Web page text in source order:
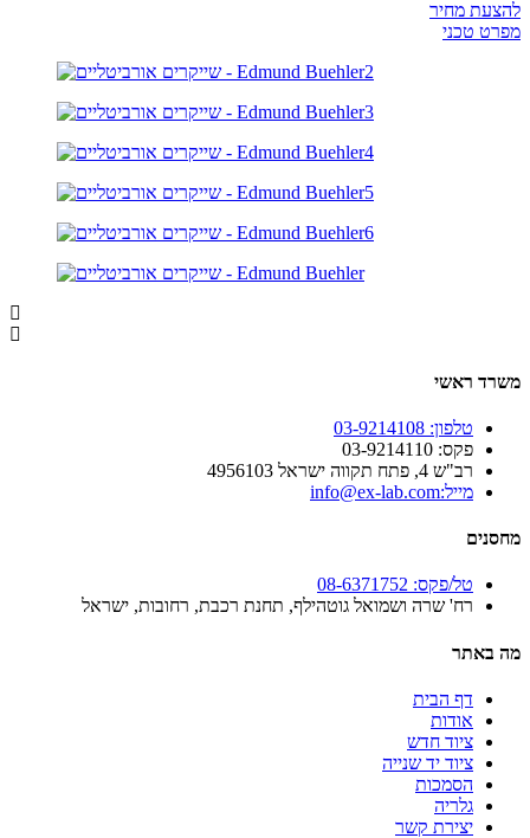
להצעת מחיר
מפרט טכני
משרד ראשי
טלפון: 03-9214108
פקס: 03-9214110
רב"ש 4, פתח תקווה ישראל 4956103
מייל:info@ex-lab.com
מחסנים
טל/פקס: 08-6371752
רח' שרה ושמואל גוטהילף, תחנת רכבת, רחובות, ישראל
מה באתר
דף הבית
אודות
ציוד חדש
ציוד יד שנייה
הסמכות
גלריה
יצירת קשר